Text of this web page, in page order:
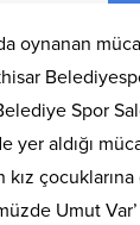
oynanan
Spor
yer aldığı
kız
Umut